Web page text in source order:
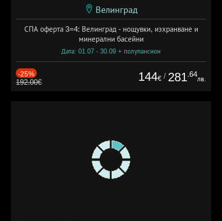
Велинград
СПА оферта 3=4: Велинград - нощувки, изхранване и
минерални басейни
Дата: 01.07 - 30.09 + полупансион
-25%
192.00€ 144€ / 281.64
лв.